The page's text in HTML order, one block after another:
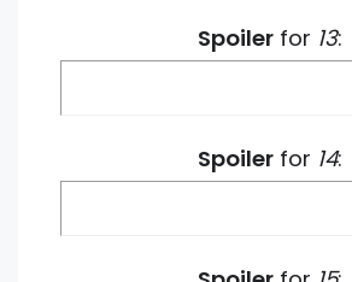
Spoiler for 13:
Spoiler for 14: